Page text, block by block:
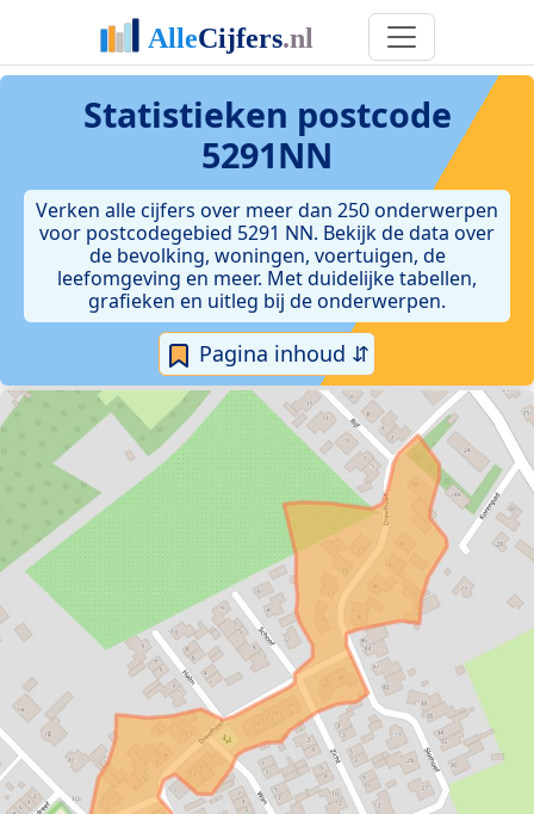
Statistieken postcode
5291NN
Verken alle cijfers over meer dan 250 onderwerpen
voor postcodegebied 5291 NN. Bekijk de data over
de bevolking, woningen, voertuigen, de
leefomgeving en meer. Met duidelijke tabellen,
grafieken en uitleg bij de onderwerpen.
Pagina inhoud ⇵